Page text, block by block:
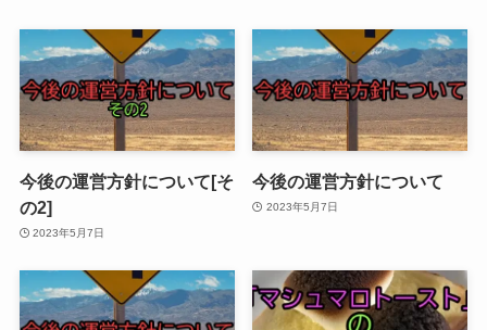
今後の運営方針について[そ
の2]
2023年5月7日
今後の運営方針について
2023年5月7日